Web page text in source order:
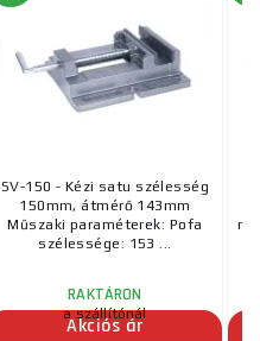
SV-150 - Kézi satu szélesség
150mm, átmérő 143mm
Műszaki paraméterek: Pofa
szélessége: 153 ...
RAKTÁRON
a szállítónál
Akciós ár